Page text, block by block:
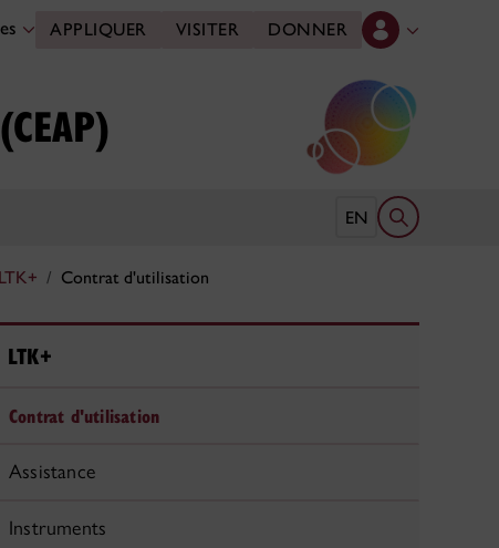
APPLIQUER VISITER DONNER
EN Ouvrir le
LTK+ Contrat d'utilisation
LTK+
Contrat d'utilisation
Assistance
Instruments